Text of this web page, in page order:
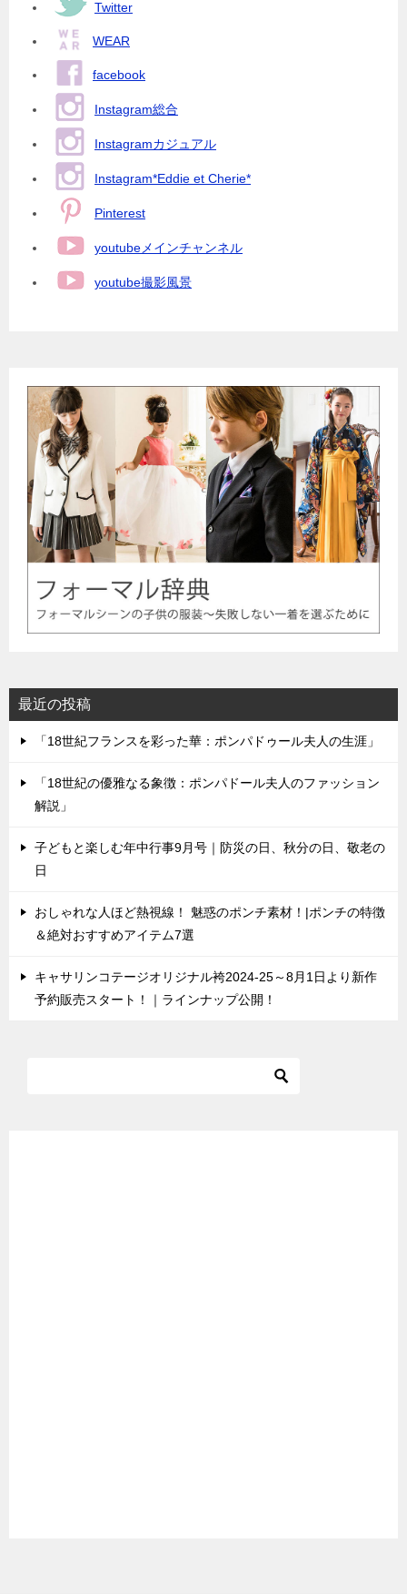
Twitter
WEAR
facebook
Instagram総合
Instagramカジュアル
Instagram*Eddie et Cherie*
Pinterest
youtubeメインチャンネル
youtube撮影風景
最近の投稿
「18世紀フランスを彩った華：ポンパドゥール夫人の生涯」
「18世紀の優雅なる象徴：ポンパドール夫人のファッション
解説」
子どもと楽しむ年中行事9月号｜防災の日、秋分の日、敬老の
日
おしゃれな人ほど熱視線！ 魅惑のポンチ素材！|ポンチの特徴
＆絶対おすすめアイテム7選
キャサリンコテージオリジナル袴2024-25～8月1日より新作
予約販売スタート！｜ラインナップ公開！